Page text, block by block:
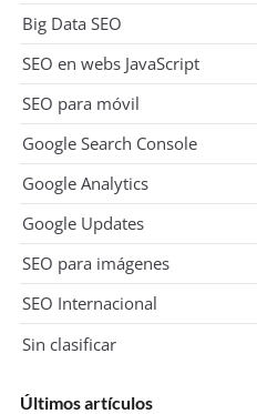
Big Data SEO
SEO en webs JavaScript
SEO para móvil
Google Search Console
Google Analytics
Google Updates
SEO para imágenes
SEO Internacional
Sin clasificar
Últimos artículos